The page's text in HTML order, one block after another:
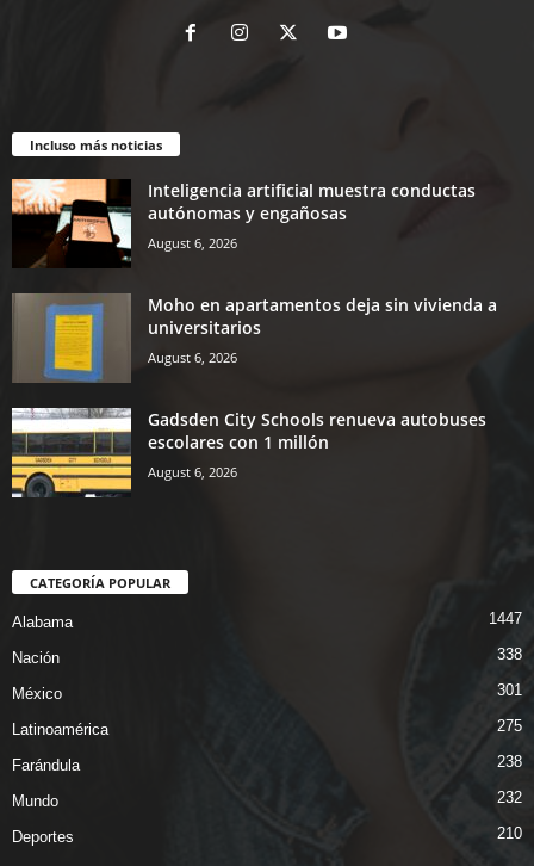
Incluso más noticias
Inteligencia artificial muestra conductas
autónomas y engañosas
August 6, 2026
Moho en apartamentos deja sin vivienda a
universitarios
August 6, 2026
Gadsden City Schools renueva autobuses
escolares con 1 millón
August 6, 2026
CATEGORÍA POPULAR
Alabama 1447
Nación 338
México 301
Latinoamérica 275
Farándula 238
Mundo 232
Deportes 210